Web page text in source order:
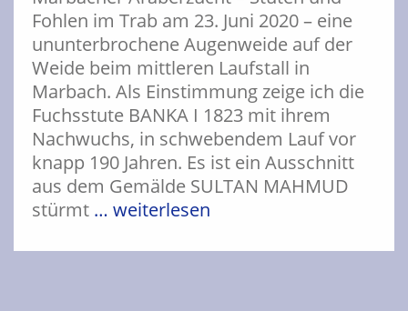
Fohlen im Trab am 23. Juni 2020 – eine
ununterbrochene Augenweide auf der
Weide beim mittleren Laufstall in
Marbach. Als Einstimmung zeige ich die
Fuchsstute BANKA I 1823 mit ihrem
Nachwuchs, in schwebendem Lauf vor
knapp 190 Jahren. Es ist ein Ausschnitt
aus dem Gemälde SULTAN MAHMUD
stürmt … weiterlesen